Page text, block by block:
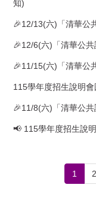
知)
🎉12/13(六)「清華公
🎉12/6(六)「清華公
🎉11/15(六)「清華公
115學年度招生說明
🎉11/8(六)「清華公
📢 115學年度招生說
1 2